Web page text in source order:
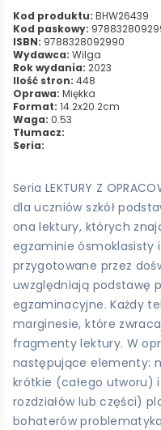
Kod produktu: BHW26439
Kod paskowy:
ISBN: 9788328092990
Wydawca: Wilga
Rok wydania: 2023
Ilość stron: 448
Oprawa: Miękka
Format: 14.2x20.2cm
Waga: 0.53
Tłumacz:
Seria:
Seria LEKTURY Z
dla uczniów szkół
ona lektury, których
egzaminie ósmoklasisty
przygotowane przez
uwzględniają podstawę
egzaminacyjne. Każdy
marginesie, które
fragmenty lektury. W
następujące elementy:
krótkie (całego utworu)
rozdziałów lub części)
bohaterów